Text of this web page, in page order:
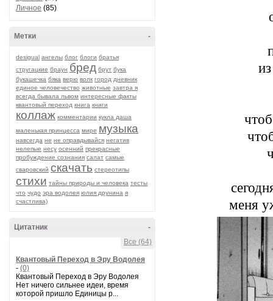
Личное (85)
-
Метки
desigual ангелы блог блоги братья
стругацкие браун бред брут бука
букашечка бяка верю волк город дневник
единое человечество животные завтра я
всегда бывала львом интересные факты
квантовый переход книга книги
коллаж комментарии кукла даша
маленькая принцесса мире музыка
навсегда не не оправдывайся негатив
нелепые несу осенний прекрасные
пробуждение сознания салат самые
сваровский скачать стереотипы
стихи тайны природы и человека тесты
что чудо эра водолея юлия друнина я
счастлива)
-
Цитатник
Все (64)
Квантовый Переход в Эру Водолея
- (0)
Квантовый Переход в Эру Водолея
Нет ничего сильнее идеи, время
которой пришло Единицы р...
меня